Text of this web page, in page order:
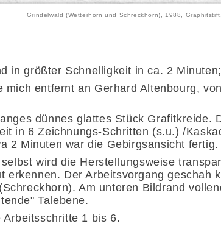
Grindelwald (Wetterhorn und Schreckhorn), 1988,
in größter Schnelligkeit in ca. 2
entfernt an Gerhard Altenbourg,
dünnes glattes Stück Grafitkreide.
in 6 Zeichnungs-Schritten (s.u.) /
2 Minuten war die Gebirgsansicht fertig.
wird die Herstellungsweise
erkennen. Der Arbeitsvorgang geschah
Am unteren Bildrand
Talebene.
1 bis 6.